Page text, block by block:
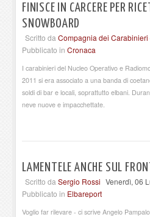
FINISCE IN CARCERE PER
SNOWBOARD
Scritto da Compagnia dei Carabinieri
Pubblicato in Cronaca
I carabinieri del Nucleo Operativo e
2011 si era associato a una banda di
soldi di bar e locali, soprattutto elbani.
neve nuove e impacchettate.
LAMENTELE ANCHE SUL
Scritto da Sergio Rossi Venerdì, 06
Pubblicato in Elbareport
Voglio far rilevare - ci scrive Angelo